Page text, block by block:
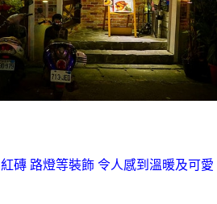
紅磚 路燈等裝飾 令人感到溫暖及可愛